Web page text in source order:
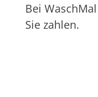
Bei
Sie zahlen.